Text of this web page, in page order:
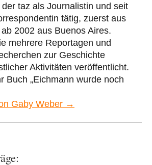
taz als Journalistin und seit
tätig, zuerst aus
2002 aus Buenos Aires.
mehrere Reportagen und
zur Geschichte
Aktivitäten veröffentlicht.
Buch „Eichmann wurde noch
Gaby Weber →